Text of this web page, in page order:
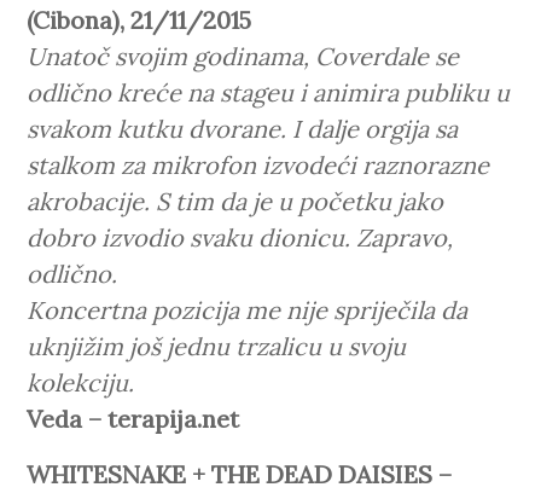
(Cibona), 21/11/2015
Unatoč svojim godinama, Coverdale se
odlično kreće na stageu i animira publiku u
svakom kutku dvorane. I dalje orgija sa
stalkom za mikrofon izvodeći raznorazne
akrobacije. S tim da je u početku jako
dobro izvodio svaku dionicu. Zapravo,
odlično.
Koncertna pozicija me nije spriječila da
uknjižim još jednu trzalicu u svoju
kolekciju.
Veda – terapija.net
WHITESNAKE + THE DEAD DAISIES –